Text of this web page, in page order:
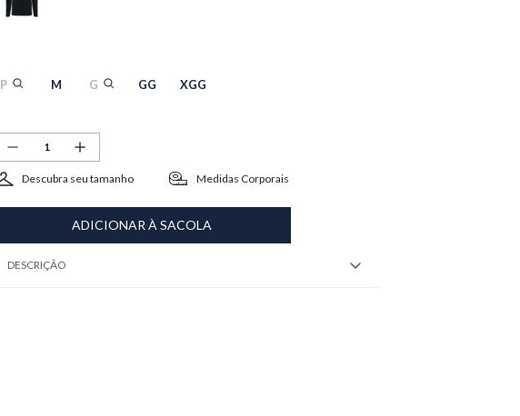
P M G GG XGG
Descubra seu tamanho Medidas Corporais
ADICIONAR À SACOLA
DESCRIÇÃO